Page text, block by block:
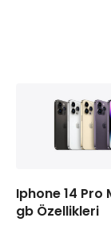
Iphone 14 Pro
gb Özellikleri